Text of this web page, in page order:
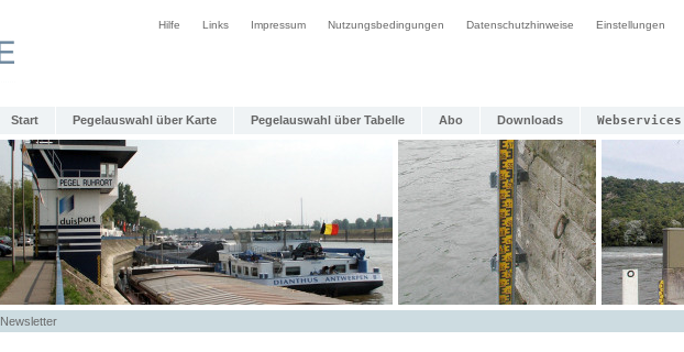
Hilfe Links Impressum Nutzungsbedingungen Datenschutzhinweise Einstellungen
Start Pegelauswahl über Karte Pegelauswahl über Tabelle Abo Downloads Webservices
Newsletter